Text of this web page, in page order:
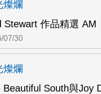
燦爛
Stewart 作品精選 AM
07/30
燦爛
Beautiful South與Joy